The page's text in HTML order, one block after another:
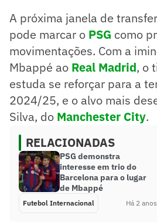
A próxima janela de
pode marcar o PSG como
movimentações. Com a
Mbappé ao Real Madrid, o
estuda se reforçar para a
2024/25, e o alvo mais
Silva, do Manchester City.
RELACIONADAS
PSG demonstra
interesse em trio do
Barcelona para o lugar
de Mbappé
Futebol Internacional Há 2 anos